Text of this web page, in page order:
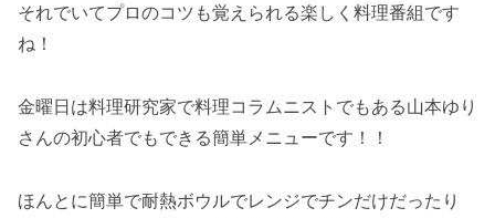
それでいてプロのコツも覚えられる楽しく料理番組です
ね！
金曜日は料理研究家で料理コラムニストでもある山本ゆり
さんの初心者でもできる簡単メニューです！！
ほんとに簡単で耐熱ボウルでレンジでチンだけだったり